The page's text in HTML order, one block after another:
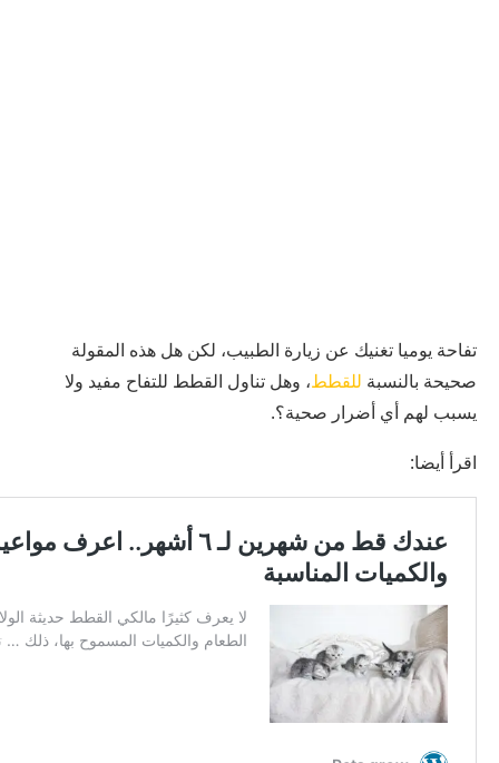
تفاحة يوميا تغنيك عن زيارة الطبيب، لكن هل هذه المقولة
صحيحة بالنسبة للقطط، وهل تناول القطط للتفاح مفيد ولا
يسبب لهم أي أضرار صحية؟.
اقرأ أيضا: